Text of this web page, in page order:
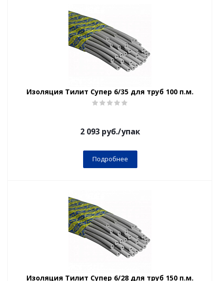
Изоляция Тилит Супер 6/35 для труб 100 п.м.
2 093руб./упак
Подробнее
Изоляция Тилит Супер 6/28 для труб 150 п.м.